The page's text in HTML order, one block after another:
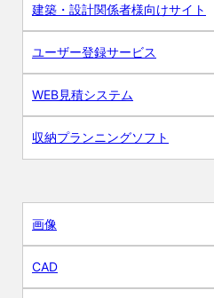
建築・設計関係者様向けサイト
ユーザー登録サービス
WEB見積システム
収納プランニングソフト
画像
CAD